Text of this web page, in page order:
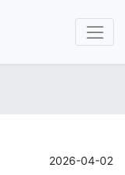
2026-04-02